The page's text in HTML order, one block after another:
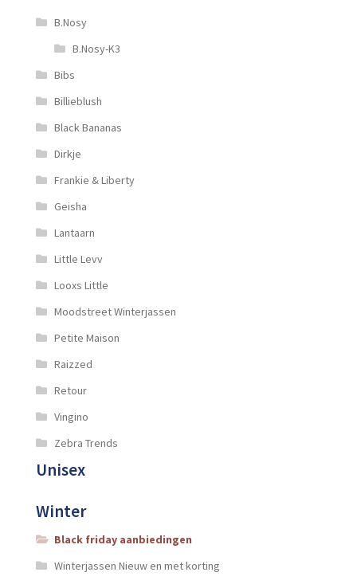
B.Nosy
B.Nosy-K3
Bibs
Billieblush
Black Bananas
Dirkje
Frankie & Liberty
Geisha
Lantaarn
Little Levv
Looxs Little
Moodstreet Winterjassen
Petite Maison
Raizzed
Retour
Vingino
Zebra Trends
Unisex
Winter
Black friday aanbiedingen
Winterjassen Nieuw en met korting